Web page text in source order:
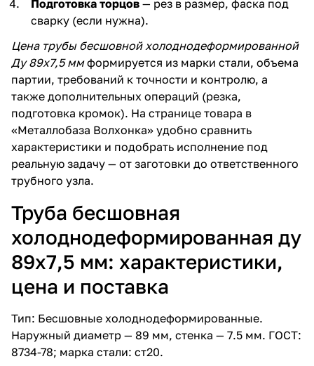
Подготовка торцов — рез в размер, фаска под
сварку (если нужна).
Цена трубы бесшовной холоднодеформированной
Ду 89х7,5 ммформируется из марки стали, объема
партии, требований к точности и контролю, а
также дополнительных операций (резка,
подготовка кромок). На странице товара в
«Металлобаза Волхонка» удобно сравнить
характеристики и подобрать исполнение под
реальную задачу — от заготовки до ответственного
трубного узла.
Труба бесшовная
холоднодеформированная ду
89х7,5 мм: характеристики,
цена и поставка
Тип: Бесшовные холоднодеформированные.
Наружный диаметр — 89 мм, стенка — 7.5 мм. ГОСТ:
8734-78; марка стали: ст20.